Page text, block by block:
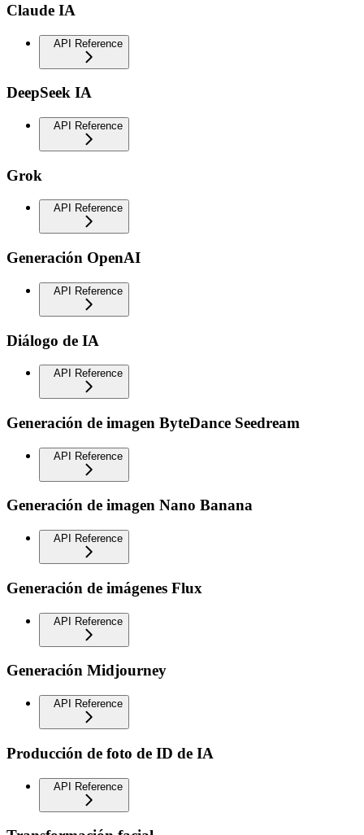
Claude IA
API Reference
DeepSeek IA
API Reference
Grok
API Reference
Generación OpenAI
API Reference
Diálogo de IA
API Reference
Generación de imagen ByteDance Seedream
API Reference
Generación de imagen Nano Banana
API Reference
Generación de imágenes Flux
API Reference
Generación Midjourney
API Reference
Producción de foto de ID de IA
API Reference